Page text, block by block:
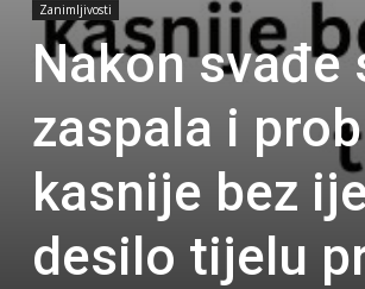
Zanimljivosti
Nakon svađe
zaspala i
kasnije bez
desilo tijelu